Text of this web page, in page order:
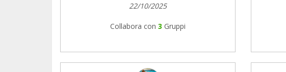
22/10/2025
Collabora con 3 Gruppi